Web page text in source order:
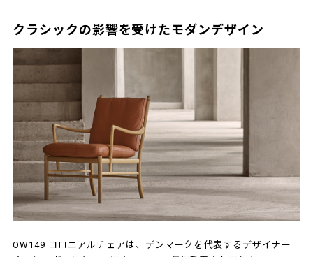
クラシックの影響を受けたモダンデザイン
OW149 コロニアルチェアは、デンマークを代表するデザイナー